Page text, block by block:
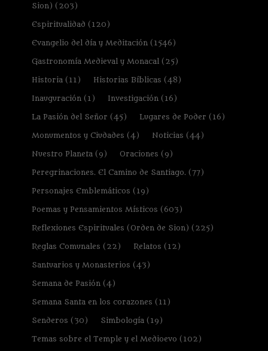
Sion) (203)
Espiritualidad (120)
Evangelio del día y Meditación (1546)
Gastronomía Medieval y Monacal (25)
Historia (11) Historias Bíblicas (48)
Inauguración (1) Investigación (16)
La Pasión del Señor (45) Lugares de Poder (16)
Monumentos y Ciudades (4) Noticias (44)
Nuestro Planeta (9) Oraciones (9)
Peregrinaciones. El Camino de Santiago. (77)
Personajes Emblemáticos (19)
Poemas y Pensamientos Místicos (603)
Reflexiones Espirituales (Orden de Sion) (225)
Reglas Comunales (22) Relatos (12)
Santuarios y Monasterios (43)
Semana de Pasión (4)
Semana Santa en los corazones (11)
Senderos (30) Simbología (19)
Temas sobre el Temple y el Medioevo (102)